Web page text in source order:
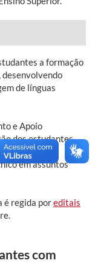
a formação
de línguas
e Apoio
dos estudantes
em assuntos
é regida poreditais
com